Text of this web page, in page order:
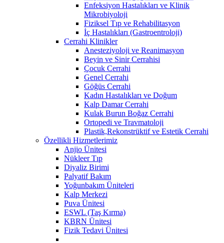
Enfeksiyon Hastalıkları ve Klinik
Mikrobiyoloji
Fiziksel Tıp ve Rehabilitasyon
İç Hastalıkları (Gastroentroloji)
Cerrahi Klinikler
Anesteziyoloji ve Reanimasyon
Beyin ve Sinir Cerrahisi
Çocuk Cerrahi
Genel Cerrahi
Göğüs Cerrahi
Kadın Hastalıkları ve Doğum
Kalp Damar Cerrahi
Kulak Burun Boğaz Cerrahi
Ortopedi ve Travmatoloji
Plastik,Rekonstrüktif ve Estetik Cerrahi
Özellikli Hizmetlerimiz
Anjio Ünitesi
Nükleer Tıp
Diyaliz Birimi
Palyatif Bakım
Yoğunbakım Üniteleri
Kalp Merkezi
Puva Ünitesi
ESWL (Taş Kırma)
KBRN Ünitesi
Fizik Tedavi Ünitesi